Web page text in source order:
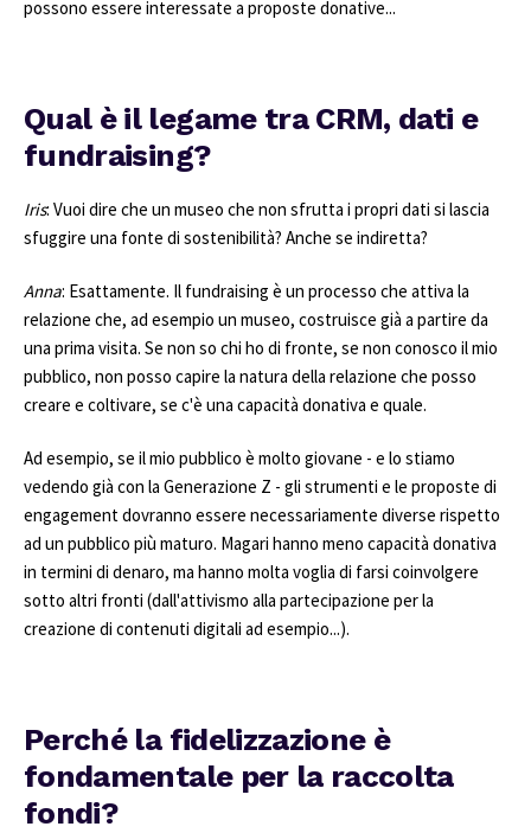
possono essere interessate a proposte donative...
Qual è il legame tra CRM, dati e
fundraising?
Iris: Vuoi dire che un museo che non sfrutta i propri dati si lascia
sfuggire una fonte di sostenibilità? Anche se indiretta?
Anna: Esattamente. Il fundraising è un processo che attiva la
relazione che, ad esempio un museo, costruisce già a partire da
una prima visita. Se non so chi ho di fronte, se non conosco il mio
pubblico, non posso capire la natura della relazione che posso
creare e coltivare, se c'è una capacità donativa e quale.
Ad esempio, se il mio pubblico è molto giovane - e lo stiamo
vedendo già con la Generazione Z - gli strumenti e le proposte di
engagement dovranno essere necessariamente diverse rispetto
ad un pubblico più maturo. Magari hanno meno capacità donativa
in termini di denaro, ma hanno molta voglia di farsi coinvolgere
sotto altri fronti (dall'attivismo alla partecipazione per la
creazione di contenuti digitali ad esempio...).
Perché la fidelizzazione è
fondamentale per la raccolta
fondi?